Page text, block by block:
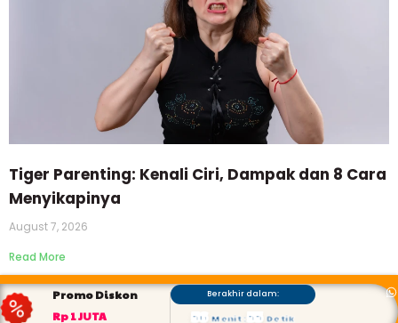
Tiger Parenting: Kenali Ciri, Dampak dan 8 Cara
Menyikapinya
August 7, 2026
Read More
Promo Diskon
Rp 1 JUTA
Berakhir dalam:
56 Menit : 53 Detik